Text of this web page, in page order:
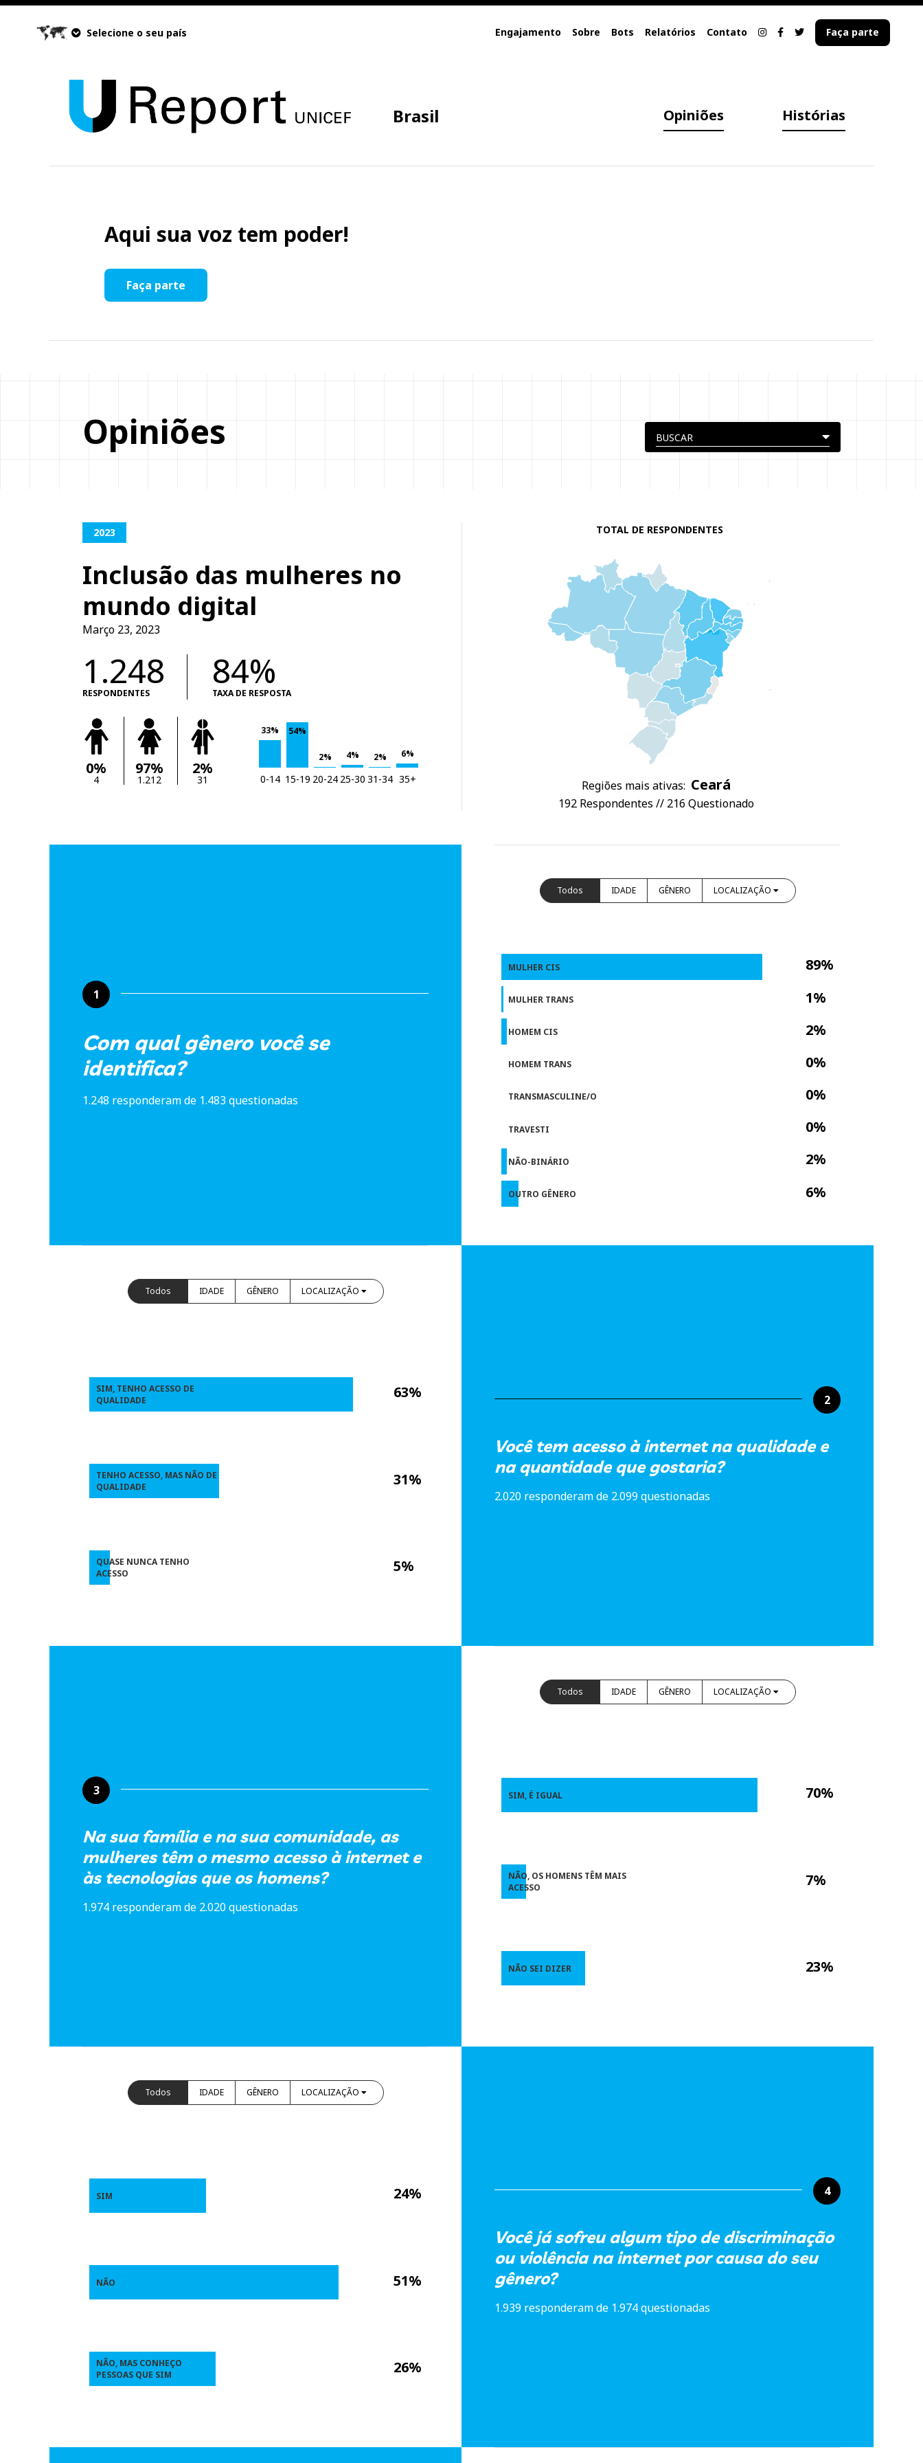
Selecione o seu país Engajamento Sobre Bots Relatórios Contato Faça parte
Brasil Opiniões Histórias
Aqui sua voz tem poder!
Faça parte
Opiniões
2023
Inclusão das mulheres no
mundo digital
Março 23, 2023
1.248
RESPONDENTES
84%
TAXA DE RESPOSTA
0%
4
97%
1.212
2%
31
33% 54%
2% 4% 2% 6%
0-14 15-19 20-24 25-30 31-34 35+
TOTAL DE RESPONDENTES
Regiões mais ativas: Ceará
192 Respondentes // 216 Questionado
1
Com qual gênero você se
identifica?
1.248 responderam de 1.483 questionadas
Todos IDADE GÊNERO LOCALIZAÇÃO
89%
1%
2%
0%
0%
0%
2%
6%
MULHER CIS
MULHER TRANS
HOMEM CIS
HOMEM TRANS
TRANSMASCULINE/O
TRAVESTI
NÃO-BINÁRIO
OUTRO GÊNERO
2
Você tem acesso à internet na qualidade e
na quantidade que gostaria?
2.020 responderam de 2.099 questionadas
Todos IDADE GÊNERO LOCALIZAÇÃO
63%
31%
5%
SIM, TENHO ACESSO DE
QUALIDADE
TENHO ACESSO, MAS NÃO DE
QUALIDADE
QUASE NUNCA TENHO
ACESSO
3
Na sua família e na sua comunidade, as
mulheres têm o mesmo acesso à internet e
às tecnologias que os homens?
1.974 responderam de 2.020 questionadas
Todos IDADE GÊNERO LOCALIZAÇÃO
70%
7%
23%
SIM, É IGUAL
NÃO, OS HOMENS TÊM MAIS
ACESSO
NÃO SEI DIZER
4
Você já sofreu algum tipo de discriminação
ou violência na internet por causa do seu
gênero?
1.939 responderam de 1.974 questionadas
Todos IDADE GÊNERO LOCALIZAÇÃO
24%
51%
26%
SIM
NÃO
NÃO, MAS CONHEÇO
PESSOAS QUE SIM